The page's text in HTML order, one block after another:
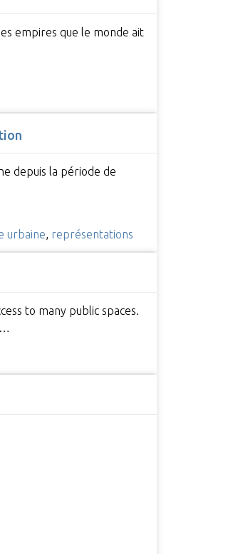
empires que le monde ait
depuis la période de
urbaine, représentations
to many public spaces.